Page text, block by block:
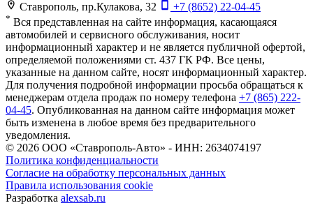
Ставрополь, пр.Кулакова, 32
+7 (8652) 22-04-45
* Вся представленная на сайте информация, касающаяся
автомобилей и сервисного обслуживания, носит
информационный характер и не является публичной офертой,
определяемой положениями ст. 437 ГК РФ. Все цены,
указанные на данном сайте, носят информационный характер.
Для получения подробной информации просьба обращаться к
менеджерам отдела продаж по номеру телефона +7 (865) 222-
04-45. Опубликованная на данном сайте информация может
быть изменена в любое время без предварительного
уведомления.
© 2026 ООО «Ставрополь-Авто» - ИНН: 2634074197
Политика конфиденциальности
Согласие на обработку персональных данных
Правила использования cookie
Разработка alexsab.ru